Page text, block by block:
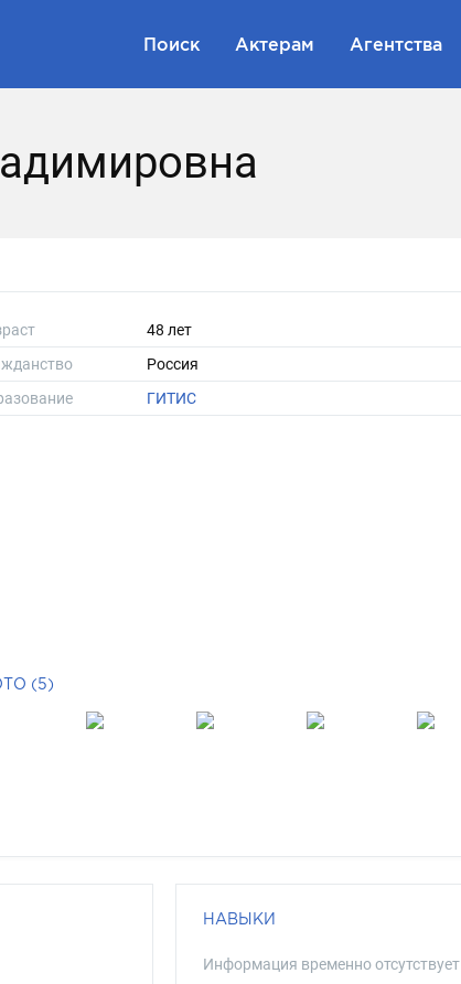
Поиск Актерам Агентства
48 лет
Россия
ГИТИС
(5)
НАВЫКИ
Информация временно отсутствует